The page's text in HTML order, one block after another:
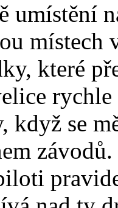
umístění
místech
které
když se